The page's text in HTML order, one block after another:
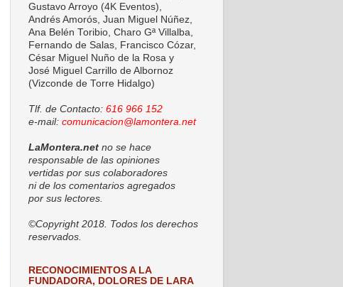
Gustavo Arroyo (4K Eventos),
Andrés Amorós, Juan Miguel Núñez,
Ana Belén Toribio, Charo Gª Villalba,
Fernando de Salas, Francisco Cózar,
César Miguel Nuño de la Rosa y
José Miguel Carrillo de Albornoz
(Vizconde de Torre Hidalgo)
Tlf. de Contacto: 616 966 152
e-mail: comunicacion@lamontera.net
LaMontera.net no se hace
responsable de las opiniones
vertidas por sus colaboradores
ni de los comentarios agregados
por sus lectores.
©Copyright 2018. Todos los derechos
reservados.
RECONOCIMIENTOS A LA
FUNDADORA, DOLORES DE LARA